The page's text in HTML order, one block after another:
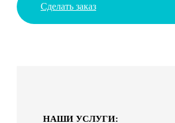
Сделать заказ
НАШИ УСЛУГИ: